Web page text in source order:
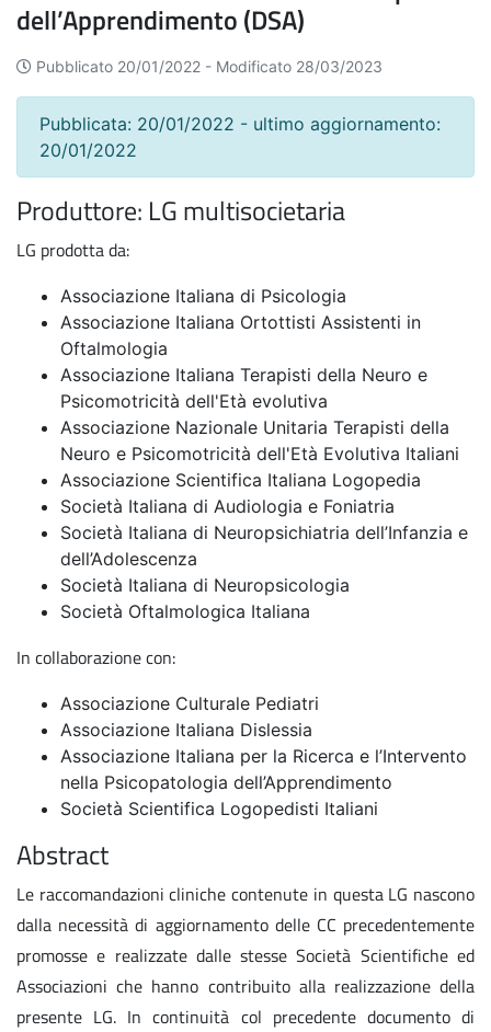
dell’Apprendimento (DSA)
Pubblicato 20/01/2022 - Modificato 28/03/2023
Pubblicata: 20/01/2022 - ultimo aggiornamento:
20/01/2022
Produttore: LG multisocietaria
LG prodotta da:
Associazione Italiana di Psicologia
Associazione Italiana Ortottisti Assistenti in
Oftalmologia
Associazione Italiana Terapisti della Neuro e
Psicomotricità dell'Età evolutiva
Associazione Nazionale Unitaria Terapisti della
Neuro e Psicomotricità dell'Età Evolutiva Italiani
Associazione Scientifica Italiana Logopedia
Società Italiana di Audiologia e Foniatria
Società Italiana di Neuropsichiatria dell’Infanzia e
dell’Adolescenza
Società Italiana di Neuropsicologia
Società Oftalmologica Italiana
In collaborazione con:
Associazione Culturale Pediatri
Associazione Italiana Dislessia
Associazione Italiana per la Ricerca e l’Intervento
nella Psicopatologia dell’Apprendimento
Società Scientifica Logopedisti Italiani
Abstract
Le raccomandazioni cliniche contenute in questa LG nascono
dalla necessità di aggiornamento delle CC precedentemente
promosse e realizzate dalle stesse Società Scientifiche ed
Associazioni che hanno contribuito alla realizzazione della
presente LG. In continuità col precedente documento di